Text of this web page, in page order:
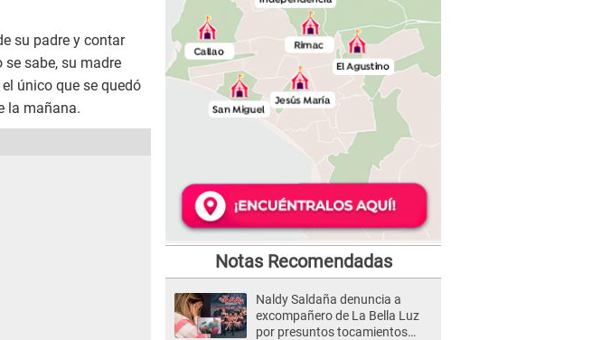
su padre y contar
sabe, su madre
único que se quedó
la mañana.
Notas Recomendadas
Naldy Saldaña denuncia a
excompañero de La Bella Luz
por presuntos tocamientos